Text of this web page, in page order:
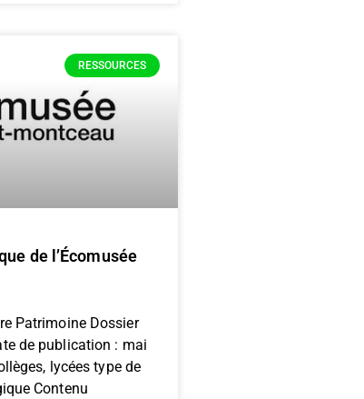
RESSOURCES
de l’Écomusée
Patrimoine Dossier
de publication : mai
lycées type de
Contenu